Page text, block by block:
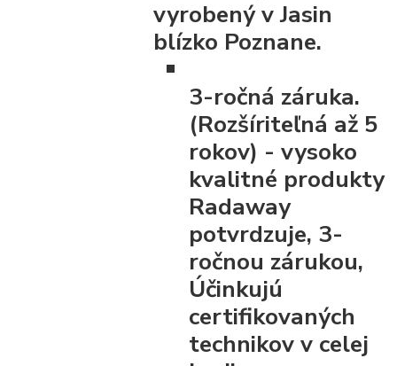
vyrobený v Jasin
blízko Poznane.
3-ročná záruka.
(Rozšíriteľná až 5
rokov) - vysoko
kvalitné produkty
Radaway
potvrdzuje, 3-
ročnou zárukou,
Účinkujú
certifikovaných
technikov v celej